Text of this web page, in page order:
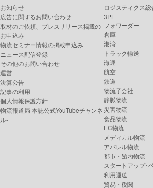
お知らせ
広告に関するお問い合わせ
取材のご依頼、プレスリリース掲載の
お申込み
物流セミナー情報の掲載申込み
ニュース配信登録
その他のお問い合わせ
運営
決算公告
記事の利用
個人情報保護方針
物流報道局-本誌公式YouTubeチャンネ
ル-
ロジスティクス総
3PL
フォワーダー
倉庫
港湾
トラック輸送
海運
航空
鉄道
物流子会社
静脈物流
災害物流
食品物流
EC物流
メディカル物流
アパレル物流
都市・館内物流
スタートアップ･
利用運送
貿易・税関